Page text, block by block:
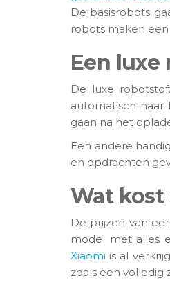
De basisrobots
robots maken
Een
De luxe
automatisch
gaan na het
Een andere
en opdrachten
Wat
De prijzen van
model met alles
Xiaomi is al
zoals een volledig